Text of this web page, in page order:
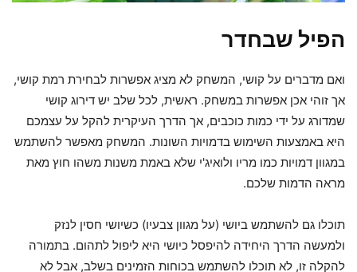
הפיל שבחדר
ואם מדברים על קושי, המשחק לא מציג אפשרות לבחירת רמת קושי,
אך זוהי אכן אפשרות במשחק. ראשית, לכל שלב יש דירוג קושי
שמדורג על ידי כמות כוכבים, אך הדרך העיקרית להקל על עצמכם
היא באמצעות השימוש בדמויות השונות. המשחק מאפשר להשתמש
במגוון דמויות כמו מריו ולואיג'י שלא באמת משנות משהו חוץ מאת
מראה הדמות שלכם.
תוכלו גם להשתמש ביושי (על מגוון צבעיו) כשיושי חסין לנזק
ולמעשה הדרך היחידה להיפסל כיושי היא ליפול לתהום. בתמורה
להקלה זו, לא תוכלו להשתמש בכוחות הזמינים בשלב, אבל לא